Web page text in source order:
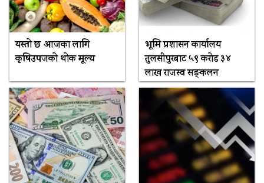
यस्तो छ आजका लागि
कृषिउपजको थोक मूल्य
भूमि प्रशासन कार्यालय
तुलसीपुरबाट ५९ करोड ३४
लाख राजस्व सङ्कलन